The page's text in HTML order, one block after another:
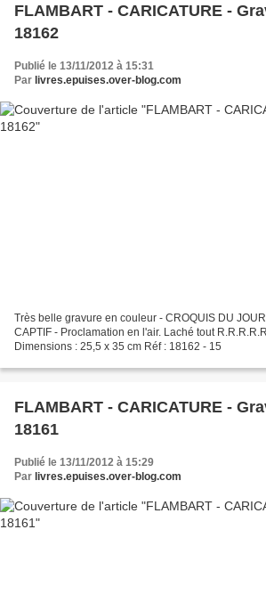
FLAMBART - CARICATURE -
18162
Publié le 13/11/2012 à 15:31
Par livres.epuises.over-blog.com
Très belle gravure en couleur - CROQUIS DU
CAPTIF - Proclamation en l'air. Laché tout
Dimensions : 25,5 x 35 cm Réf : 18162 - 15
FLAMBART - CARICATURE -
18161
Publié le 13/11/2012 à 15:29
Par livres.epuises.over-blog.com